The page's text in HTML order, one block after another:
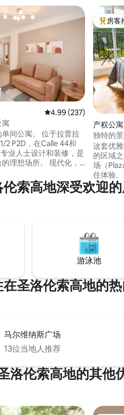
137 条评价
平均评分 4.99 分（满
4.99 (237)
。 位于拉普拉
2 P2D，在Calle 44和
场所。 现代化，
费或
间。 仅限成人，
热门「
房客
产权公
独特的
这套优
的区域
场（
住体验
便利的
理想选
索高地深受欢迎
游泳池
在圣洛伦索高地的
马尔维纳斯广场
13位当地人推荐
洛伦索高地的其他